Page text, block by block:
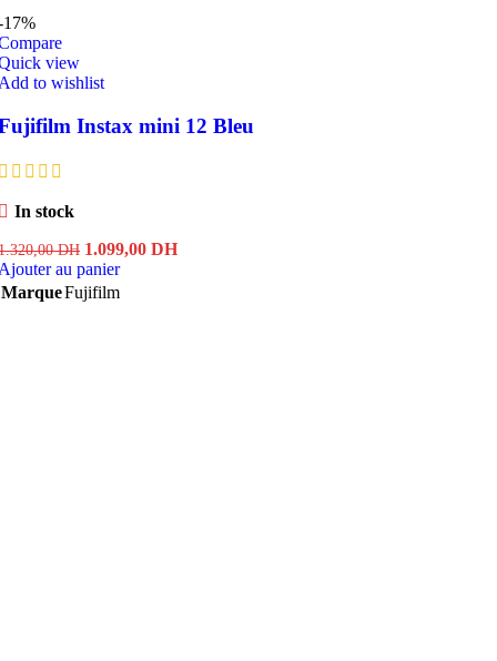
17%
view
to wishlist
Instax mini 12 Bleu
In stock
DH Le
prix
initial
était :
1.099,00 DHLe
au panier
MarqueFujifilm